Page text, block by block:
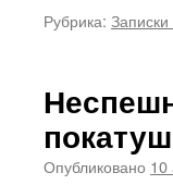
Рубрика:
Опубликовано 10